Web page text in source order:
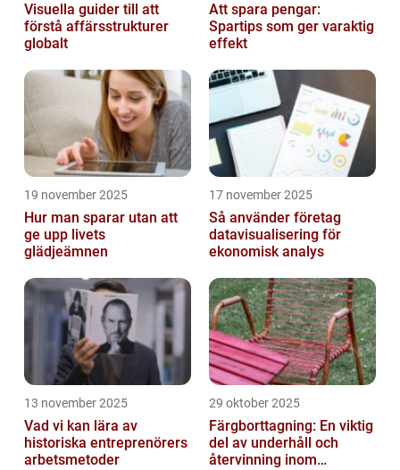
Visuella guider till att
förstå affärsstrukturer
globalt
Att spara pengar:
Spartips som ger varaktig
effekt
19 november 2025
Hur man sparar utan att
ge upp livets
glädjeämnen
17 november 2025
Så använder företag
datavisualisering för
ekonomisk analys
13 november 2025
Vad vi kan lära av
historiska entreprenörers
arbetsmetoder
29 oktober 2025
Färgborttagning: En viktig
del av underhåll och
återvinning inom